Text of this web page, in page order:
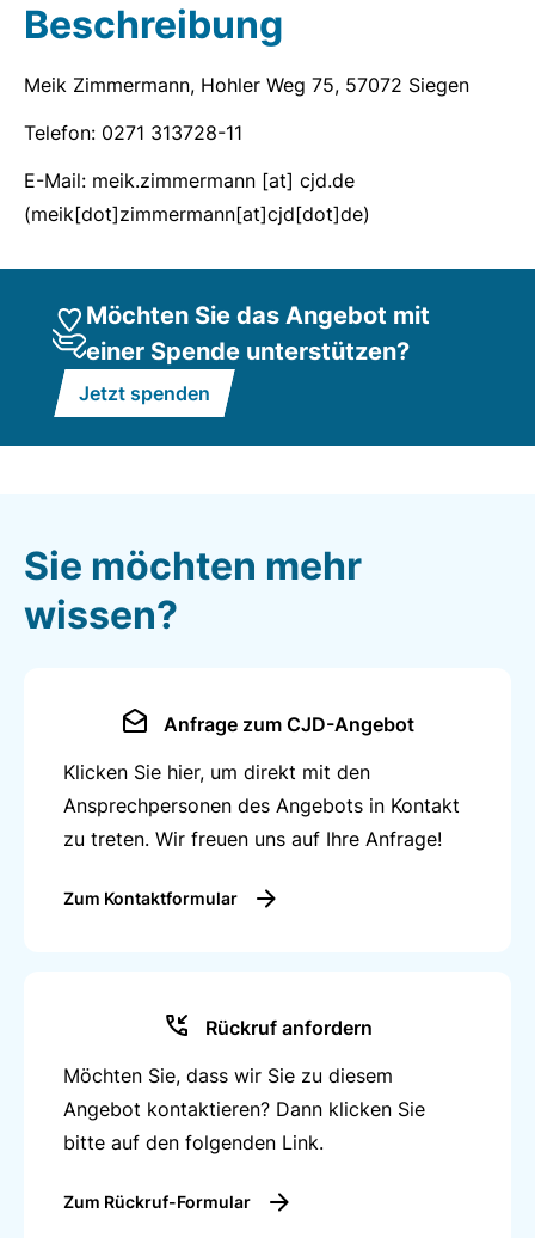
Beschreibung
Meik Zimmermann, Hohler Weg 75, 57072 Siegen
Telefon: 0271 313728-11
E-Mail: meik.zimmermann [at] cjd.de
(meik[dot]zimmermann[at]cjd[dot]de)
Möchten Sie das Angebot mit
einer Spende unterstützen?
Jetzt spenden
Sie möchten mehr
wissen?
Anfrage zum CJD-Angebot
Klicken Sie hier, um direkt mit den
Ansprechpersonen des Angebots in Kontakt
zu treten. Wir freuen uns auf Ihre Anfrage!
Zum Kontaktformular
Rückruf anfordern
Möchten Sie, dass wir Sie zu diesem
Angebot kontaktieren? Dann klicken Sie
bitte auf den folgenden Link.
Zum Rückruf-Formular